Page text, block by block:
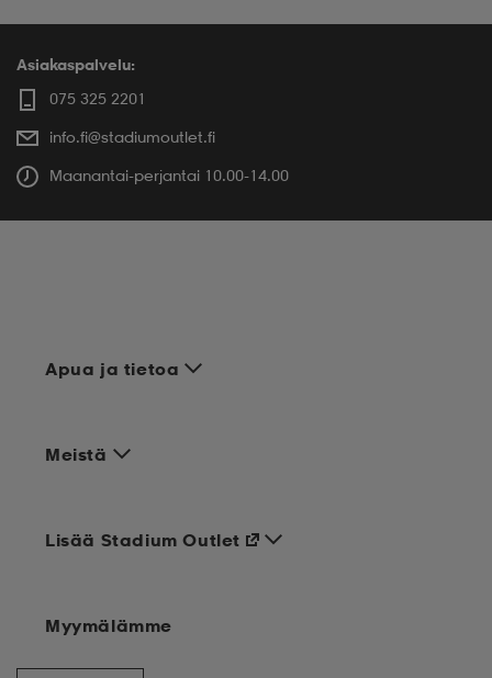
Asiakaspalvelu:
075 325 2201
info.fi@stadiumoutlet.fi
Maanantai-perjantai 10.00-14.00
Apua ja tietoa
Meistä
Lisää Stadium Outlet
Myymälämme